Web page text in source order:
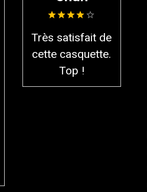
Très satisfait de
cette casquette.
Top !